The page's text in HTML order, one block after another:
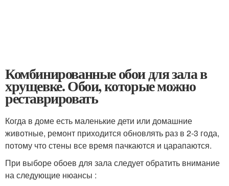
Комбинированные обои для зала в
хрущевке. Обои, которые можно
реставрировать
Когда в доме есть маленькие дети или домашние
животные, ремонт приходится обновлять раз в 2-3 года,
потому что стены все время пачкаются и царапаются.
При выборе обоев для зала следует обратить внимание
на следующие нюансы :